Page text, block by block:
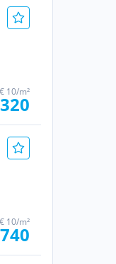
€ 10/m²
€ 10/m²